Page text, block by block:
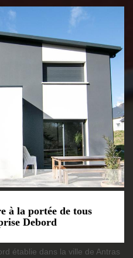
à la portée de tous
Debord
établie dans la ville de Antras